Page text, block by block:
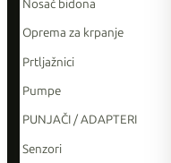
Nosač bidona
Oprema za krpanje
Prtljažnici
Pumpe
PUNJAČI / ADAPTERI
Senzori